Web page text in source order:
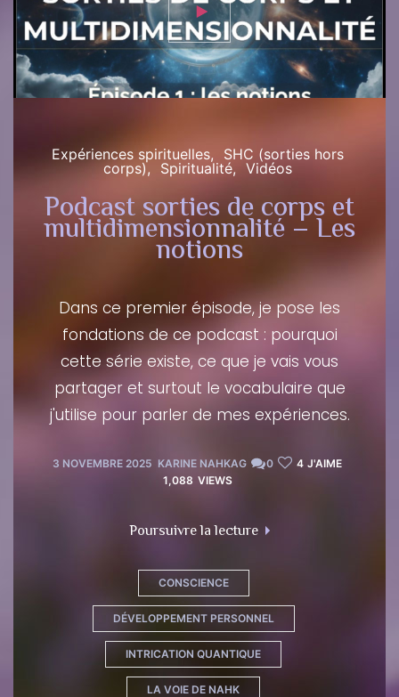
Expériences spirituelles
SHC (sorties hors
corps)
Spiritualité Vidéos
Podcast sorties de corps et
multidimensionnalité – Les
notions
Dans ce premier épisode, je pose les
fondations de ce podcast : pourquoi
cette série existe, ce que je vais vous
partager et surtout le vocabulaire que
j'utilise pour parler de mes expériences.
3 NOVEMBRE 2025 KARINE NAHKAG 0 4 J'AIME
1,088 VIEWS
Poursuivre la lecture
CONSCIENCE
DÉVELOPPEMENT PERSONNEL
INTRICATION QUANTIQUE
LA VOIE DE NAHK